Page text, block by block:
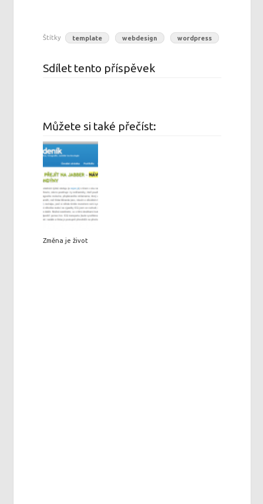
Štítky template webdesign wordpress
Sdílet tento příspěvek
Můžete si také přečíst:
Změna je život